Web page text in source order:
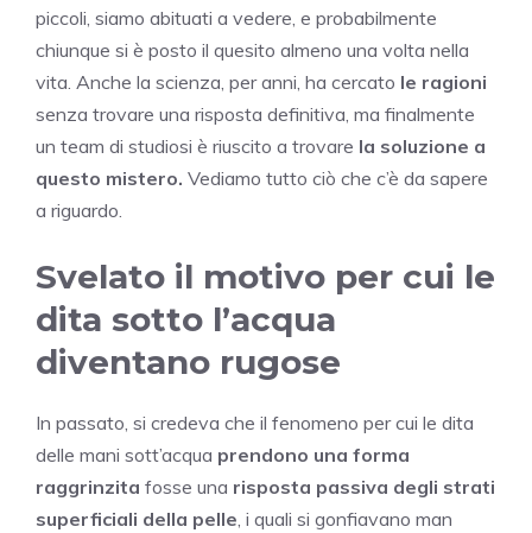
piccoli, siamo abituati a vedere, e probabilmente
chiunque si è posto il quesito almeno una volta nella
vita. Anche la scienza, per anni, ha cercato le ragioni
senza trovare una risposta definitiva, ma finalmente
un team di studiosi è riuscito a trovare la soluzione a
questo mistero. Vediamo tutto ciò che c’è da sapere
a riguardo.
Svelato il motivo per cui le
dita sotto l’acqua
diventano rugose
In passato, si credeva che il fenomeno per cui le dita
delle mani sott’acqua prendono una forma
raggrinzita fosse una risposta passiva degli strati
superficiali della pelle, i quali si gonfiavano man